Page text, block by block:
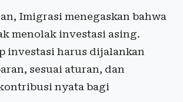
Imigrasi menegaskan bahwa
menolak investasi asing.
investasi harus dijalankan
sesuai aturan, dan
nyata bagi